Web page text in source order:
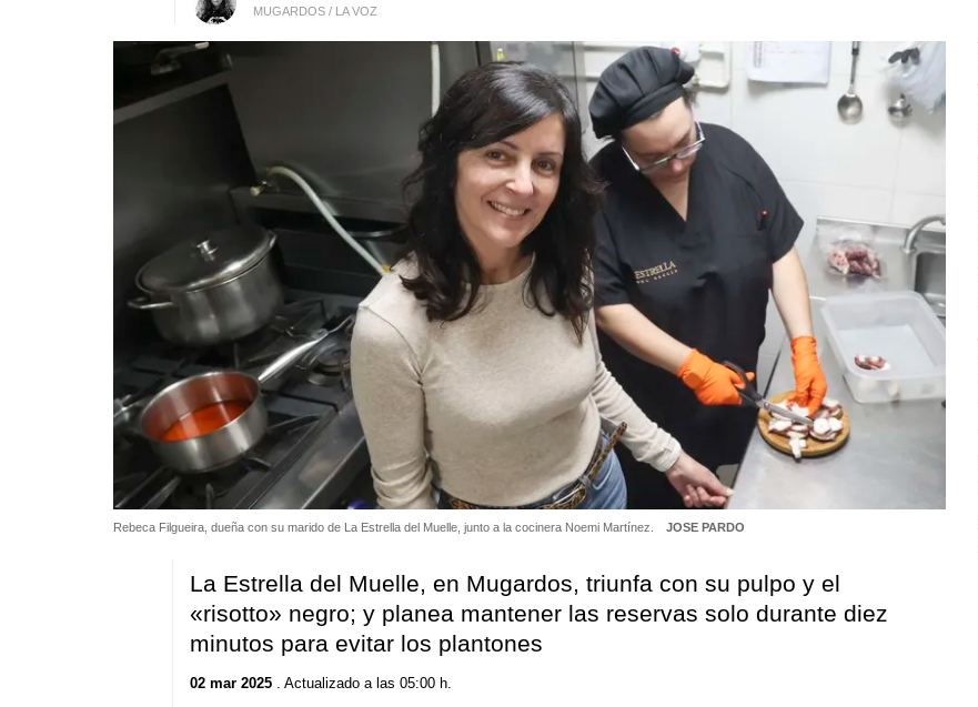
MUGARDOS / LA VOZ
Rebeca Filgueira, dueña con su marido de La Estrella del Muelle, junto a la cocinera Noemi Martínez. JOSE PARDO
La Estrella del Muelle, en Mugardos, triunfa con su pulpo y el
«risotto» negro; y planea mantener las reservas solo durante diez
minutos para evitar los plantones
02 mar 2025. Actualizado a las 05:00 h.